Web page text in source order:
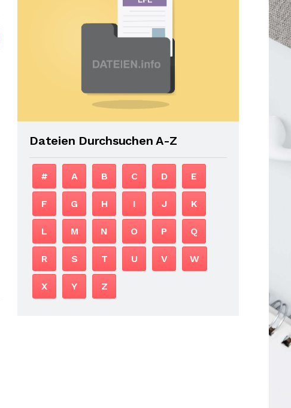
Dateien Durchsuchen A-Z
# A B C D E
F G H I J K
L M N O P Q
R S T U V W
X Y Z